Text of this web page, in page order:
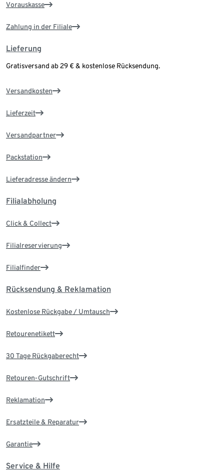
Vorauskasse
Zahlung in der Filiale
Lieferung
Gratisversand ab 29 € & kostenlose Rücksendung.
Versandkosten
Lieferzeit
Versandpartner
Packstation
Lieferadresse ändern
Filialabholung
Click & Collect
Filialreservierung
Filialfinder
Rücksendung & Reklamation
Kostenlose Rückgabe / Umtausch
Retourenetikett
30 Tage Rückgaberecht
Retouren-Gutschrift
Reklamation
Ersatzteile & Reparatur
Garantie
Service & Hilfe